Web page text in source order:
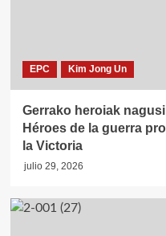
EPC Kim Jong Un
Gerrako heroiak
Héroes de la guerra
la Victoria
julio 29, 2026